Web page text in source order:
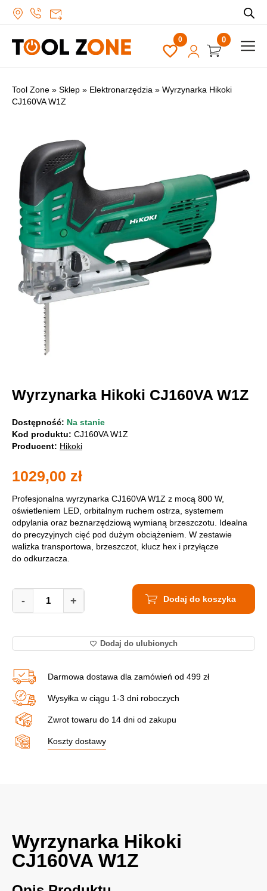
0
Tool Zone » Sklep » Elektronarzędzia » Wyrzynarka Hikoki
CJ160VA W1Z
Wyrzynarka Hikoki CJ160VA W1Z
Dostępność: Na stanie
Kod produktu: CJ160VA W1Z
Producent: Hikoki
1029,00 zł
Profesjonalna wyrzynarka CJ160VA W1Z z mocą 800 W,
oświetleniem LED, orbitalnym ruchem ostrza, systemem
odpylania oraz beznarzędziową wymianą brzeszczotu. Idealna
do precyzyjnych cięć pod dużym obciążeniem. W zestawie
walizka transportowa, brzeszczot, klucz hex i przyłącze
do odkurzacza.
Wyrzynarka
Hikoki
CJ160VA
quantity
- + Dodaj do koszyka
Dodaj do ulubionych
Darmowa dostawa dla zamówień od 499 zł
Wysyłka w ciągu 1-3 dni roboczych
Zwrot towaru do 14 dni od zakupu
Koszty dostawy
Wyrzynarka Hikoki
CJ160VA W1Z